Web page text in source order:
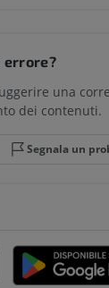
errore?
una
dei contenuti.
Segnala un